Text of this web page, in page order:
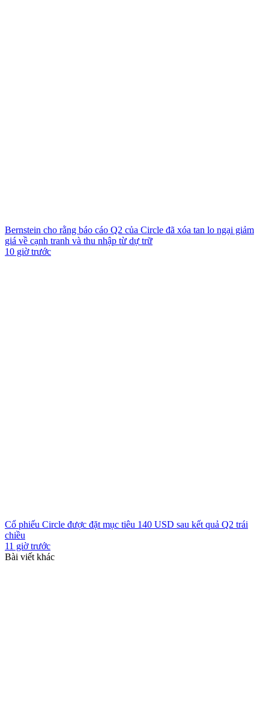
Bernstein cho rằng báo cáo Q2 của Circle đã xóa tan lo ngại giảm
giá về cạnh tranh và thu nhập từ dự trữ
10 giờ trước
Cổ phiếu Circle được đặt mục tiêu 140 USD sau kết quả Q2 trái
chiều
11 giờ trước
Bài viết khác